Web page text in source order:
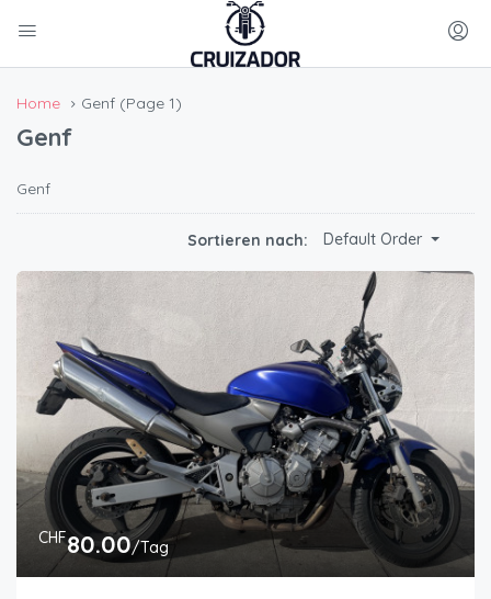
Home Genf (Page 1)
Genf
Genf
Sortieren nach: Default Order
CHF80.00/Tag